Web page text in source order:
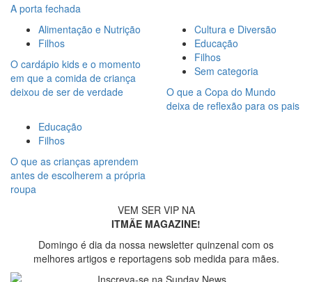
A porta fechada
Alimentação e Nutrição
Filhos
O cardápio kids e o momento
em que a comida de criança
deixou de ser de verdade
Cultura e Diversão
Educação
Filhos
Sem categoria
O que a Copa do Mundo
deixa de reflexão para os pais
Educação
Filhos
O que as crianças aprendem
antes de escolherem a própria
roupa
VEM SER VIP NA
ITMÃE MAGAZINE!
Domingo é dia da nossa newsletter quinzenal com os
melhores artigos e reportagens sob medida para mães.